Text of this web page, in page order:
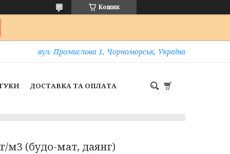
Кошик
вул. Промислова 1, Чорноморськ, Україна
ДОСТАВКА ТА ОПЛАТА
м3 (будо-мат, даянг)